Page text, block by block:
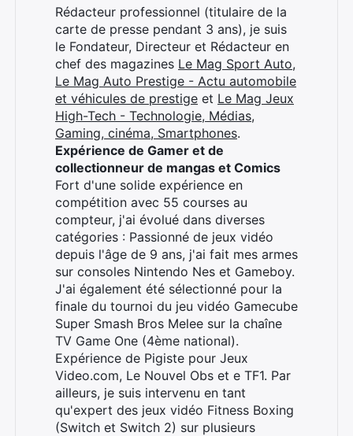
Rédacteur professionnel (titulaire de la
carte de presse pendant 3 ans), je suis
le Fondateur, Directeur et Rédacteur en
chef des magazines Le Mag Sport Auto,
Le Mag Auto Prestige - Actu automobile
et véhicules de prestige et Le Mag Jeux
High-Tech - Technologie, Médias,
Gaming, cinéma, Smartphones.
Expérience de Gamer et de
collectionneur de mangas et Comics
Fort d'une solide expérience en
compétition avec 55 courses au
compteur, j'ai évolué dans diverses
catégories : Passionné de jeux vidéo
depuis l'âge de 9 ans, j'ai fait mes armes
sur consoles Nintendo Nes et Gameboy.
J'ai également été sélectionné pour la
finale du tournoi du jeu vidéo Gamecube
Super Smash Bros Melee sur la chaîne
TV Game One (4ème national).
Expérience de Pigiste pour Jeux
Video.com, Le Nouvel Obs et e TF1. Par
ailleurs, je suis intervenu en tant
qu'expert des jeux vidéo Fitness Boxing
(Switch et Switch 2) sur plusieurs